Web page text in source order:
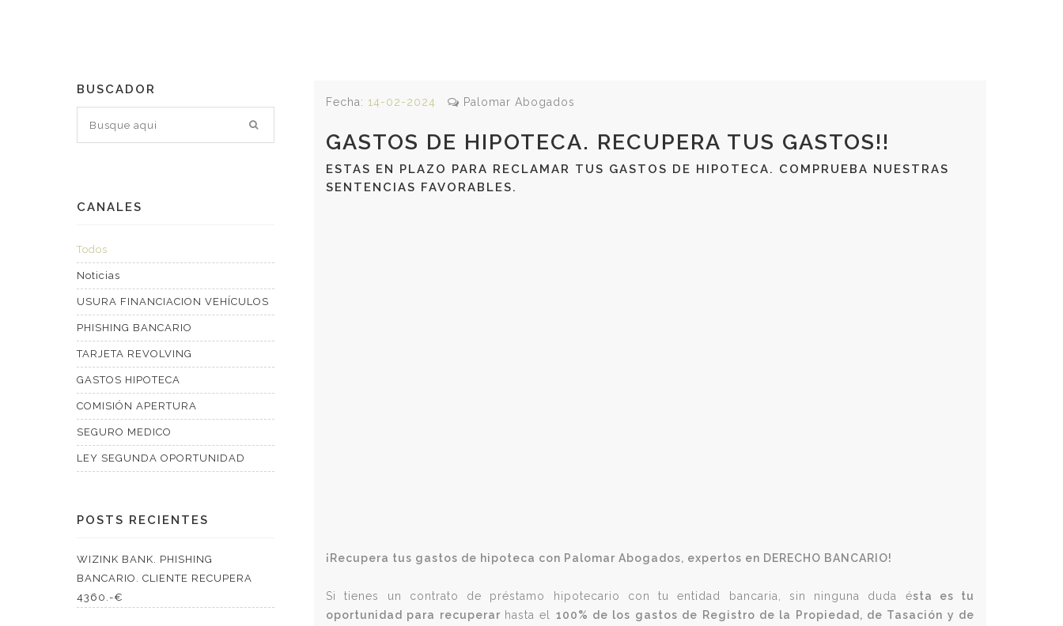
BUSCADOR
CANALES
Todos
Noticias
USURA FINANCIACION VEHÍCULOS
PHISHING BANCARIO
TARJETA REVOLVING
GASTOS HIPOTECA
COMISIÓN APERTURA
SEGURO MEDICO
LEY SEGUNDA OPORTUNIDAD
POSTS RECIENTES
WIZINK BANK. PHISHING
BANCARIO. CLIENTE RECUPERA
4360.-€
Fecha: 14-02-2024 Palomar Abogados
GASTOS DE HIPOTECA. RECUPERA TUS GASTOS!!
ESTAS EN PLAZO PARA RECLAMAR TUS GASTOS DE HIPOTECA. COMPRUEBA NUESTRAS
SENTENCIAS FAVORABLES.
¡Recupera tus gastos de hipoteca con Palomar Abogados, expertos en DERECHO BANCARIO!
Si tienes un contrato de préstamo hipotecario con tu entidad bancaria, sin ninguna duda ésta es tu
oportunidad para recuperar hasta el 100% de los gastos de Registro de la Propiedad, de Tasación y de